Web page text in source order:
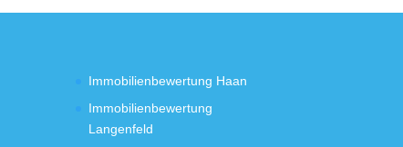
Immobilienbewertung Haan
Immobilienbewertung
Langenfeld